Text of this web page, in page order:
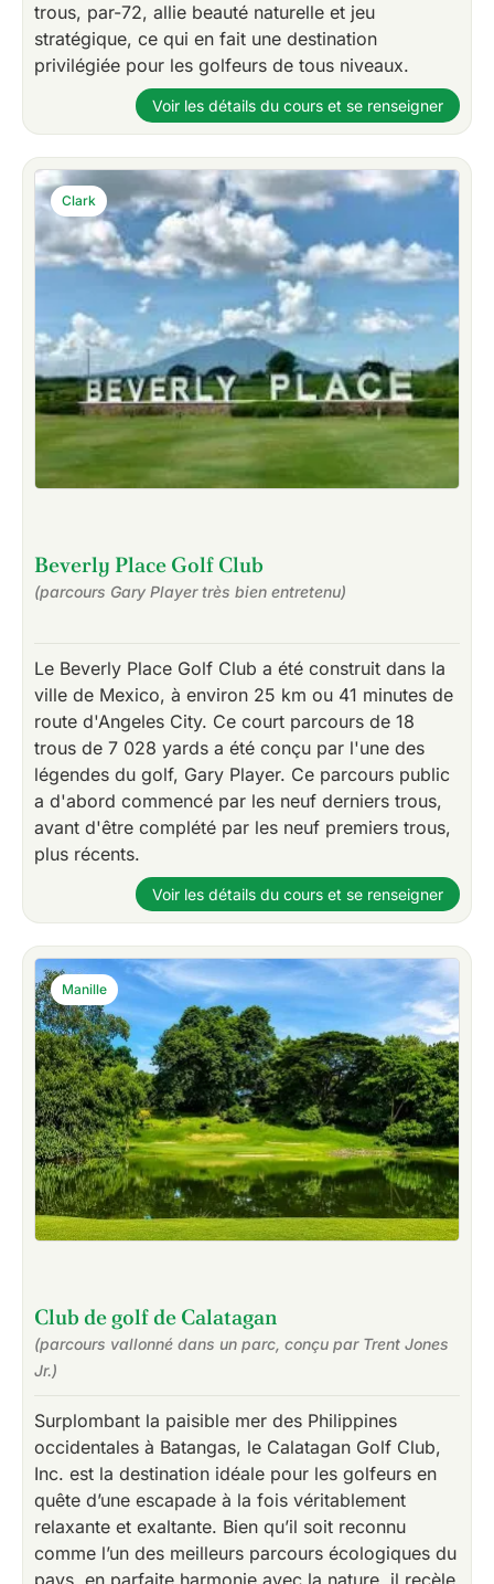
trous, par-72, allie beauté naturelle et jeu
stratégique, ce qui en fait une destination
privilégiée pour les golfeurs de tous niveaux.
Voir les détails du cours et se renseigner
Beverly Place Golf Club
(parcours Gary Player très bien entretenu)
Le Beverly Place Golf Club a été construit dans la
ville de Mexico, à environ 25 km ou 41 minutes de
route d'Angeles City. Ce court parcours de 18
trous de 7 028 yards a été conçu par l'une des
légendes du golf, Gary Player. Ce parcours public
a d'abord commencé par les neuf derniers trous,
avant d'être complété par les neuf premiers trous,
plus récents.
Clark
Voir les détails du cours et se renseigner
Club de golf de Calatagan
(parcours vallonné dans un parc, conçu par Trent Jones
Jr.)
Surplombant la paisible mer des Philippines
occidentales à Batangas, le Calatagan Golf Club,
Inc. est la destination idéale pour les golfeurs en
quête d’une escapade à la fois véritablement
relaxante et exaltante. Bien qu’il soit reconnu
comme l’un des meilleurs parcours écologiques du
pays, en parfaite harmonie avec la nature, il recèle
Manille